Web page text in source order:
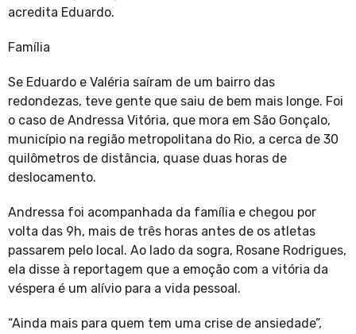
acredita Eduardo.
Família
Se Eduardo e Valéria saíram de um bairro das
redondezas, teve gente que saiu de bem mais longe. Foi
o caso de Andressa Vitória, que mora em São Gonçalo,
município na região metropolitana do Rio, a cerca de 30
quilômetros de distância, quase duas horas de
deslocamento.
Andressa foi acompanhada da família e chegou por
volta das 9h, mais de três horas antes de os atletas
passarem pelo local. Ao lado da sogra, Rosane Rodrigues,
ela disse à reportagem que a emoção com a vitória da
véspera é um alívio para a vida pessoal.
“Ainda mais para quem tem uma crise de ansiedade”,